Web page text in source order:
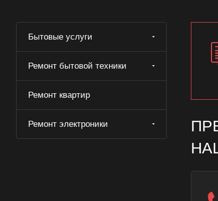
Бытовые услуги
Ремонт бытовой техники
Ремонт квартир
Ремонт электроники